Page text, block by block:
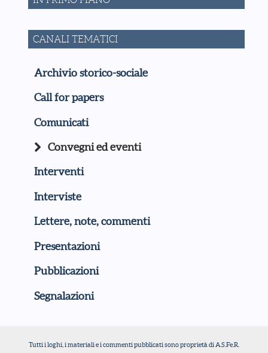
CANALI TEMATICI
Archivio storico-sociale
Call for papers
Comunicati
Convegni ed eventi
Interventi
Interviste
Lettere, note, commenti
Presentazioni
Pubblicazioni
Segnalazioni
Tutti i loghi, i materiali e i commenti pubblicati sono proprietà di A.S.Fe.R.